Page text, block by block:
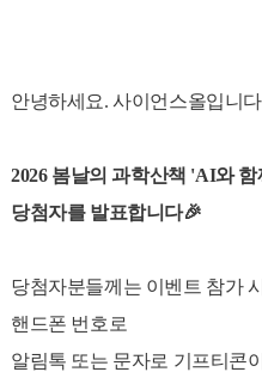
안녕하세요. 사이언스올입니
2026 봄날의 과학산책 'AI와
당첨자를 발표합니다🎉
당첨자분들께는 이벤트 참가
핸드폰 번호로
알림톡 또는 문자로 기프티콘